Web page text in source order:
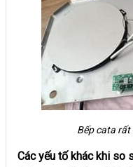
Bếp cata rất
Các yếu tố khác khi so